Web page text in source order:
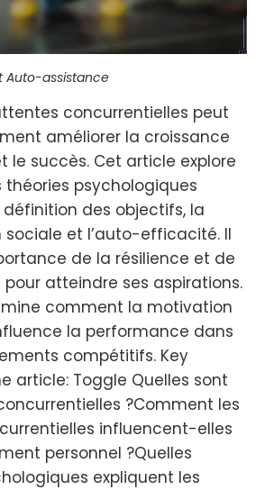
Auto-assistance
concurrentielles peut
améliorer la croissance
le succès. Cet article explore
psychologiques
des objectifs, la
et l’auto-efficacité. Il
de la résilience et de
pour atteindre ses aspirations.
comment la motivation
la performance dans
compétitifs. Key
article: Toggle Quelles sont
?Comment les
influencent-elles
personnel ?Quelles
expliquent les